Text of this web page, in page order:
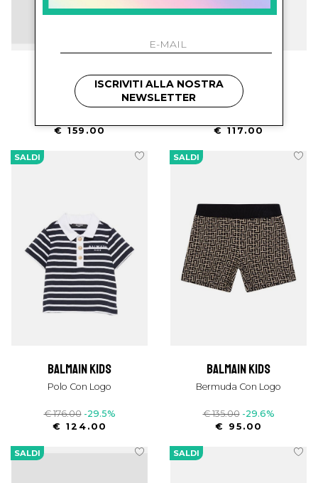
balmain kids
Tutina Con Logo
€ 159.00
balmain kids
Polo Con Logo
€ 117.00
SALDI
balmain kids
Polo Con Logo
€ 176.00 -29.5%
€ 124.00
SALDI
balmain kids
Bermuda Con Logo
€ 135.00 -29.6%
€ 95.00
SALDI SALDI
ISCRIVITI ALLA NOSTRA
NEWSLETTER